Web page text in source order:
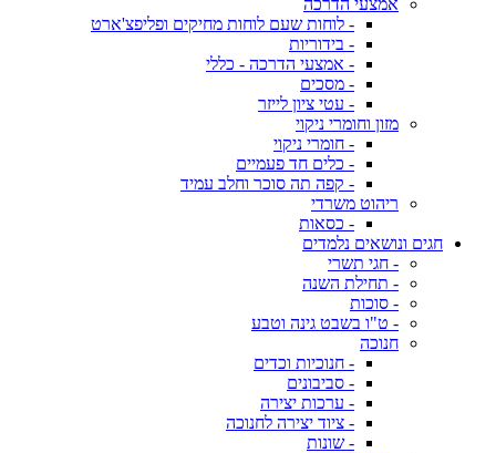
אמצעי הדרכה
- לוחות שעם לוחות מחיקים ופליפצ'ארט
- בידוריות
- אמצעי הדרכה - כללי
- מסכים
- עטי ציון לייזר
מזון וחומרי ניקוי
- חומרי ניקוי
- כלים חד פעמיים
- קפה תה סוכר וחלב עמיד
ריהוט משרדי
- כסאות
חגים ונושאים נלמדים
- חגי תשרי
- תחילת השנה
- סוכות
- ט"ו בשבט גינה וטבע
חנוכה
- חנוכיות וכדים
- סביבונים
- ערכות יצירה
- ציוד יצירה לחנוכה
- שונות